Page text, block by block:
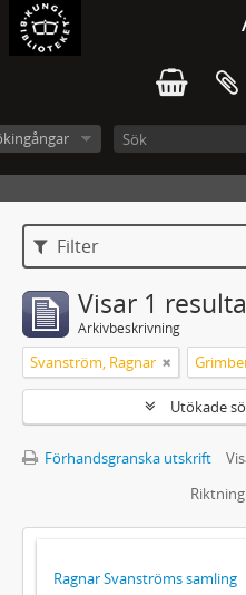
Filter
Visar 1
Arkivbeskrivning
Svanström, Ragnar
Utökade
Förhandsgranska utskrift
Ragnar Svanströms samling